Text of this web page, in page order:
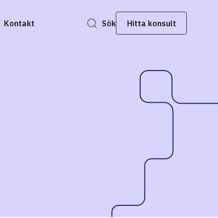
Kontakt Sök Hitta konsult